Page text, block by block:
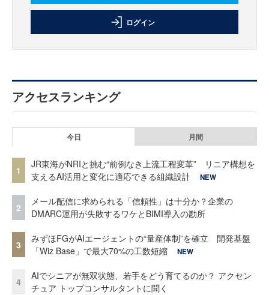
ログイン
アクセスランキング
今日 月間
1
JR東海がNRIと挑む“前例なき上流工程変革” リニア構想を
支えるAI活用と変化に適応できる組織設計
NEW
2
メール配信に求められる「信頼性」は十分か？企業の
DMARC運用が失敗するワケとBIMI導入の勘所
3
みずほFGがAIエージェントの“量産体制”を確立 開発基盤
「Wiz Base」で最大70%の工数短縮
NEW
4
AIでシニアが無双状態、若手をどう育てるのか？ アクセン
チュア トップコンサルタントに聞く